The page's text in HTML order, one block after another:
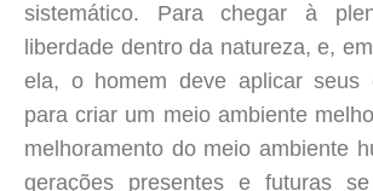
sistemático. Para chegar à
liberdade dentro da natureza, e,
ela, o homem deve aplicar seus
para criar um meio ambiente
melhoramento do meio ambiente
gerações presentes e futuras